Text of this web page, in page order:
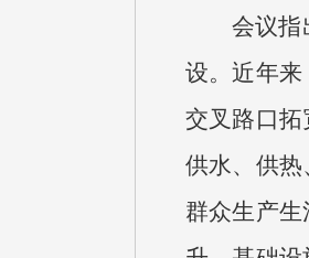
会议指
设。近年来
交叉路口拓
供水、供
群众生产